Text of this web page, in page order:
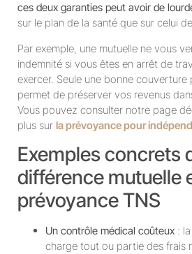
ces deux garanties peut avoir de
sur le plan de la santé que sur celui
Par exemple, une mutuelle ne vous
indemnité si vous êtes en arrêt de
exercer. Seule une bonne
permet de préserver vos revenus
Vous pouvez consulter notre page
plus sur la prévoyance pour
Exemples concrets
différence mutuelle
prévoyance TNS
Un contrôle médical coûteux :
charge tout ou partie des frais